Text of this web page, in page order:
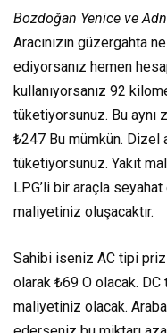
Bozdoğan Yenice ve
Aracınızın güzergahta
ediyorsanız hemen
kullanıyorsanız 92
tüketiyorsunuz. Bu aynı
₺247 Bu mümkün. Dizel
tüketiyorsunuz. Yakıt
LPG’li bir araçla
maliyetiniz oluşacaktır.
Sahibi iseniz AC tipi
olarak ₺69 O olacak.
maliyetiniz olacak.